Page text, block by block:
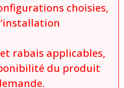
choisies,
rabais applicables,
du produit